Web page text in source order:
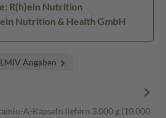
R(h)ein Nutrition
Nutrition & Health GmbH
LMIV Angaben
A-Kapseln liefern 3.000 g (10.000